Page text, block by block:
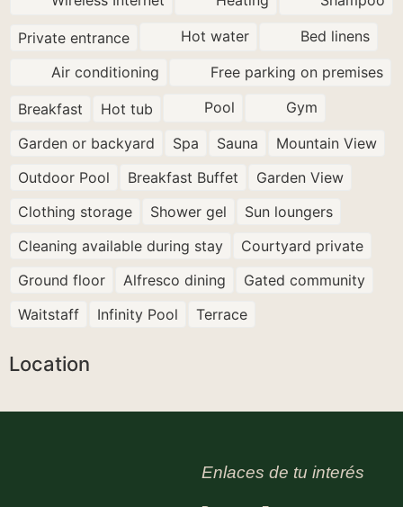
Private entrance Hot water
Bed linens
Air conditioning
Free parking on premises
Breakfast Hot tub Pool
Gym
Garden or backyard
Spa Sauna
Mountain View
Outdoor Pool
Breakfast Buffet
Garden View
Clothing storage
Shower gel
Sun loungers
Cleaning available during stay
Courtyard private
Ground floor
Alfresco dining
Gated community
Waitstaff
Infinity Pool Terrace
Location
Enlaces de tu interés